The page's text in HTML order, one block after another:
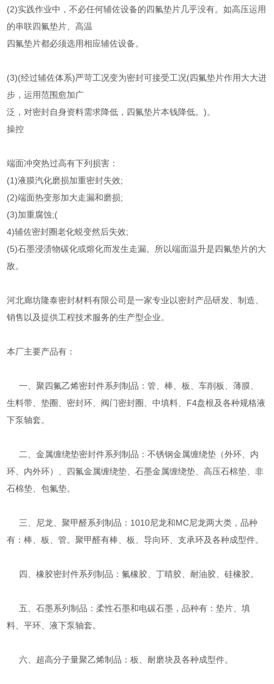
(2)实践作业中，不必任何辅佐设备的四氟垫片几乎没有。如高压运用
的串联四氟垫片、高温
四氟垫片都必须选用相应辅佐设备。
(3)(经过辅佐体系)严苛工况变为密封可接受工况(四氟垫片作用大大进
步，运用范围愈加广
泛，对密封自身资料需求降低，四氟垫片本钱降低。)。
操控
端面冲突热过高有下列损害：
(1)液膜汽化磨损加重密封失效;
(2)端面热变形加大走漏和磨损;
(3)加重腐蚀;(
4)辅佐密封圈老化蜕变然后失效;
(5)石墨浸渍物碳化或熔化而发生走漏。所以端面温升是四氟垫片的大
敌。
河北廊坊隆泰密封材料有限公司是一家专业以密封产品研发、制造、
销售以及提供工程技术服务的生产型企业。
本厂主要产品有：
一、聚四氟乙烯密封件系列制品：管、棒、板、车削板、薄膜、
生料带、垫圈、密封环、阀门密封圈、中填料、F4盘根及各种规格液
下泵轴套。
二、金属缠绕垫密封件系列制品：不锈钢金属缠绕垫（外环、内
环、内外环）、四氟金属缠绕垫、石墨金属缠绕垫、高压石棉垫、非
石棉垫、包氟垫。
三、尼龙、聚甲醛系列制品：1010尼龙和MC尼龙两大类，品种
有：棒、板、管。聚甲醛有棒、板、导向环、支承环及各种成型件。
四、橡胶密封件系列制品：氟橡胶、丁晴胶、耐油胶、硅橡胶。
五、石墨系列制品：柔性石墨和电碳石墨，品种有：垫片、填
料、平环、液下泵轴套。
六、超高分子量聚乙烯制品：板、耐磨块及各种成型件。